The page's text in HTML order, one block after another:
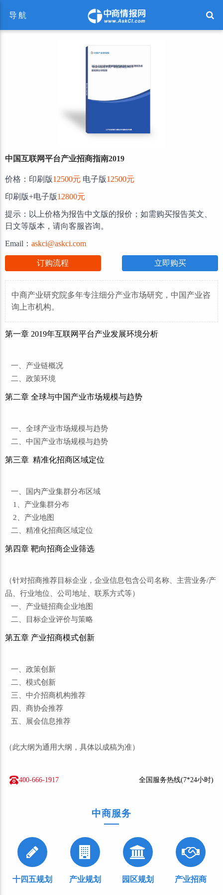
导航
中国互联网平台产业招商指南2019
价格：印刷版12500元 电子版12500元
印刷版+电子版12800元
提示：以上价格为报告中文版的报价；如需购买报告英文、
日文等版本，请向客服咨询。
Email： askci@askci.com
订购流程 立即购买
中商产业研究院多年专注细分产业市场研究，中国产业咨
询上市机构。
第一章 2019年互联网平台产业发展环境分析
一、产业链概况
二、政策环境
第二章 全球与中国产业市场规模与趋势
一、全球产业市场规模与趋势
二、中国产业市场规模与趋势
第三章 精准化招商区域定位
一、国内产业集群分布区域
1、产业集群分布
2、产业地图
二、精准化招商区域定位
第四章 靶向招商企业筛选
（针对招商推荐目标企业，企业信息包含公司名称、主营业务/产
品、行业地位、公司地址、联系方式等）
一、产业链招商企业地图
二、目标企业评价与策略
第五章 产业招商模式创新
一、政策创新
二、模式创新
三、中介招商机构推荐
四、商协会推荐
五、展会信息推荐
（此大纲为通用大纲，具体以成稿为准）
400-666-1917 全国服务热线(7*24小时)
中商服务
十四五规划 产业规划 园区规划 产业招商